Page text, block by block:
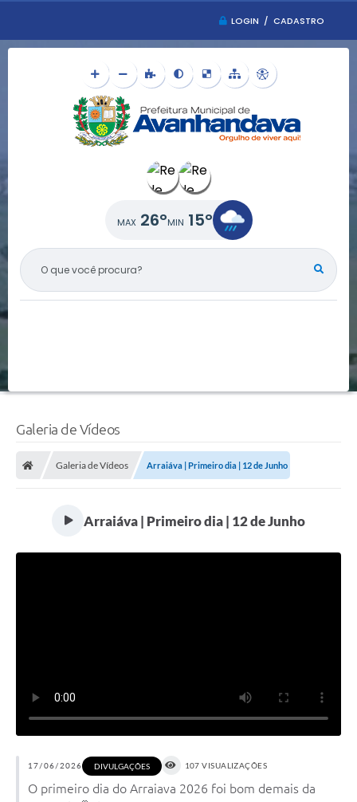
LOGIN / CADASTRO
O QUE VOCÊ PROCURA?
26° 15°
Galeria de Vídeos
Galeria de Vídeos Arraiáva | Primeiro dia | 12 de Junho
Arraiáva | Primeiro dia | 12 de Junho
17/06/2026 DIVULGAÇÕES 107 VISUALIZAÇÕES
O primeiro dia do Arraiava 2026 foi bom demais da